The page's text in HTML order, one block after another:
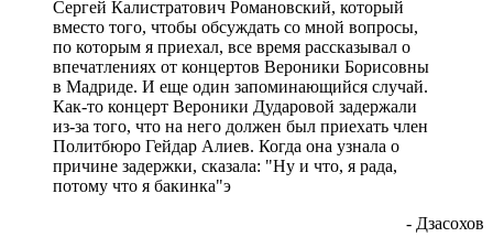
Сергей Калистратович Романовский, который
вместо того, чтобы обсуждать со мной вопросы,
по которым я приехал, все время рассказывал о
впечатлениях от концертов Вероники Борисовны
в Мадриде. И еще один запоминающийся случай.
Как-то концерт Вероники Дударовой задержали
из-за того, что на него должен был приехать член
Политбюро Гейдар Алиев. Когда она узнала о
причине задержки, сказала: "Ну и что, я рада,
потому что я бакинка"э
- Дзасохов